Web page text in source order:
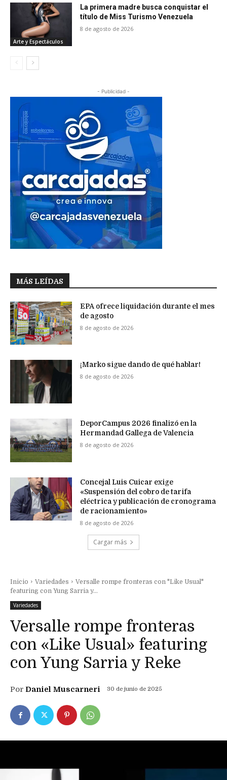
Arte y Espectáculos
La primera madre busca conquistar el
título de Miss Turismo Venezuela
8 de agosto de 2026
- Publicidad -
MÁS LEÍDAS
EPA ofrece liquidación durante el mes
de agosto
8 de agosto de 2026
¡Marko sigue dando de qué hablar!
8 de agosto de 2026
DeporCampus 2026 finalizó en la
Hermandad Gallega de Valencia
8 de agosto de 2026
Concejal Luis Cuicar exige
«Suspensión del cobro de tarifa
eléctrica y publicación de cronograma
de racionamiento»
8 de agosto de 2026
Cargar más